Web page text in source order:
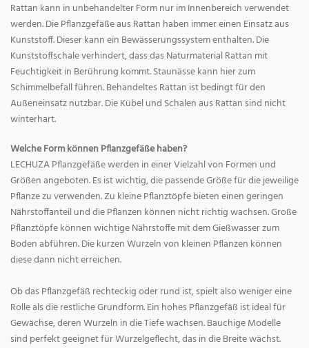
Rattan kann in unbehandelter Form nur im Innenbereich verwendet
werden. Die Pflanzgefäße aus Rattan haben immer einen Einsatz aus
Kunststoff. Dieser kann ein Bewässerungssystem enthalten. Die
Kunststoffschale verhindert, dass das Naturmaterial Rattan mit
Feuchtigkeit in Berührung kommt. Staunässe kann hier zum
Schimmelbefall führen. Behandeltes Rattan ist bedingt für den
Außeneinsatz nutzbar. Die Kübel und Schalen aus Rattan sind nicht
winterhart.
Welche Form können Pflanzgefäße haben?
LECHUZA Pflanzgefäße werden in einer Vielzahl von Formen und
Größen angeboten. Es ist wichtig, die passende Größe für die jeweilige
Pflanze zu verwenden. Zu kleine Pflanztöpfe bieten einen geringen
Nährstoffanteil und die Pflanzen können nicht richtig wachsen. Große
Pflanztöpfe können wichtige Nährstoffe mit dem Gießwasser zum
Boden abführen. Die kurzen Wurzeln von kleinen Pflanzen können
diese dann nicht erreichen.
Ob das Pflanzgefäß rechteckig oder rund ist, spielt also weniger eine
Rolle als die restliche Grundform. Ein hohes Pflanzgefäß ist ideal für
Gewächse, deren Wurzeln in die Tiefe wachsen. Bauchige Modelle
sind perfekt geeignet für Wurzelgeflecht, das in die Breite wächst.